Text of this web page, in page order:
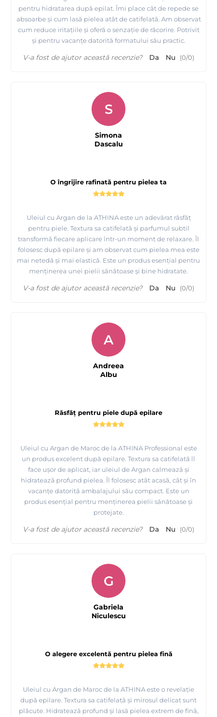
pentru hidratarea după epilat. Îmi place cât de repede se
absoarbe și cum lasă pielea atât de catifelată. Am observat
cum reduce iritațiile și oferă o senzație de răcorire. Potrivit
și pentru vacanțe datorită formatului său practic.
V-a fost de ajutor această recenzie? Da Nu (0/0)
O îngrijire rafinată pentru pielea ta
Uleiul cu Argan de la ATHINA este un adevărat răsfăț
pentru piele. Textura sa catifelată și parfumul subtil
transformă fiecare aplicare într-un moment de relaxare. Îl
folosesc după epilare și am observat cum pielea mea este
mai netedă și mai elastică. Este un produs esențial pentru
menținerea unei pielii sănătoase și bine hidratate.
S
Simona
Dascalu
V-a fost de ajutor această recenzie? Da Nu (0/0)
Răsfăț pentru piele după epilare
Uleiul cu Argan de Maroc de la ATHINA Professional este
un produs excelent după epilare. Textura sa catifelată îl
face ușor de aplicat, iar uleiul de Argan calmează și
hidratează profund pielea. Îl folosesc atât acasă, cât și în
vacanțe datorită ambalajului său compact. Este un
produs esențial pentru menținerea pielii sănătoase și
protejate.
A
Andreea
Albu
V-a fost de ajutor această recenzie? Da Nu (0/0)
O alegere excelentă pentru pielea fină
Uleiul cu Argan de Maroc de la ATHINA este o revelație
după epilare. Textura sa catifelată și mirosul delicat sunt
plăcute. Hidratează profund și lasă pielea extrem de fină,
G
Gabriela
Niculescu